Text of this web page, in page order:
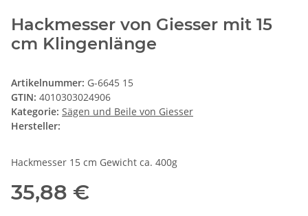
Hackmesser von Giesser mit 15
cm Klingenlänge
Artikelnummer: G-6645 15
GTIN: 4010303024906
Kategorie: Sägen und Beile von Giesser
Hersteller:
Hackmesser 15 cm Gewicht ca. 400g
35,88 €